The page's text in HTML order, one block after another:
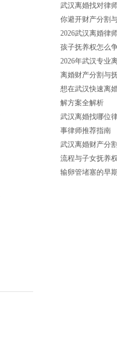
武汉离婚找对律
你避开财产分割
2026武汉离婚律
孩子抚养权怎么
2026年武汉专业
离婚财产分割与
想在武汉快速离
解方案全解析
武汉离婚找哪位
事律师推荐指南
武汉离婚财产分
流程与子女抚养
输卵管堵塞的早